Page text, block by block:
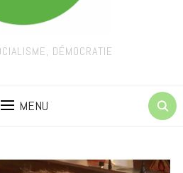
DÉMOCRATIE
MENU